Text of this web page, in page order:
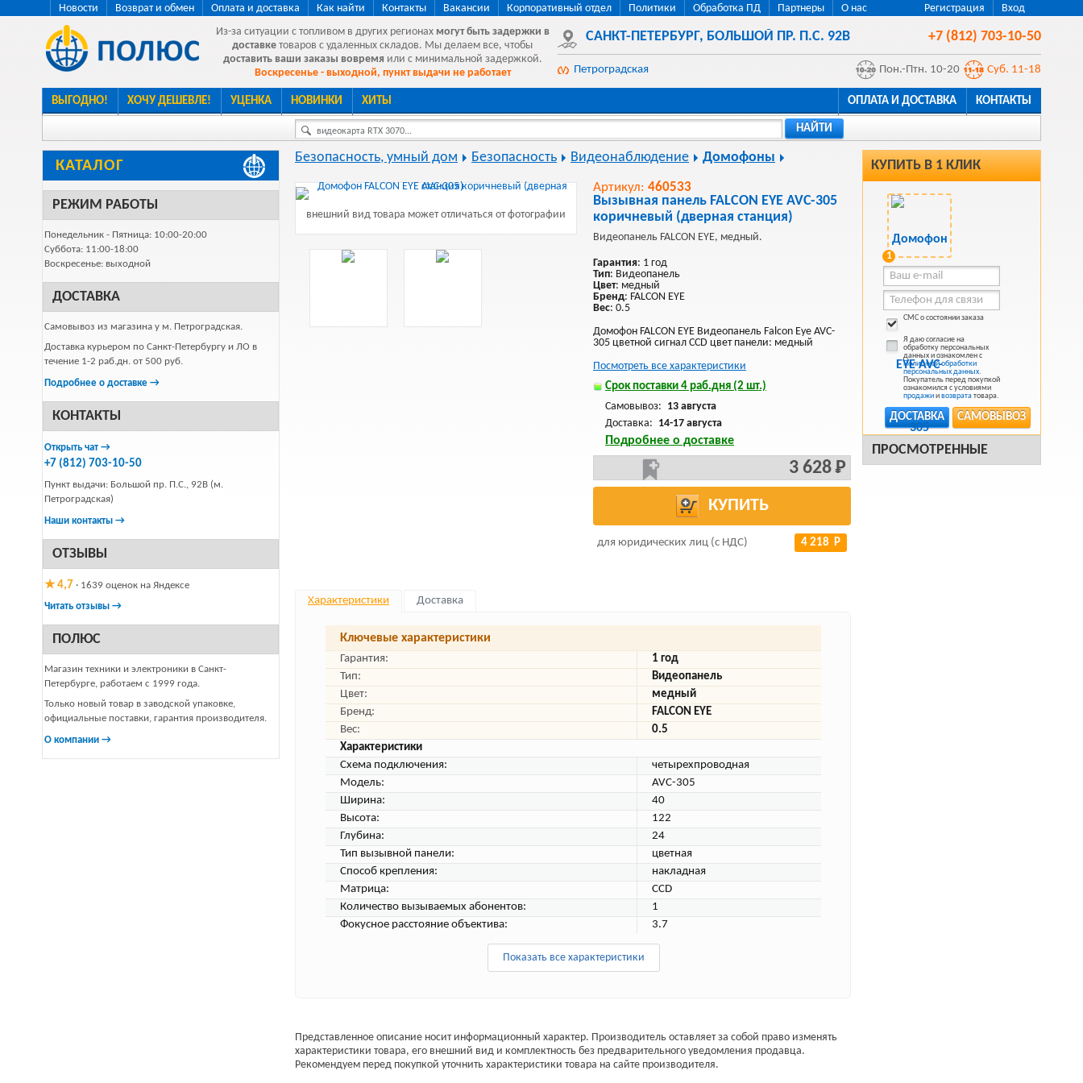
Регистрация Вход
Новости Возврат и обмен Оплата и доставка Как найти Контакты Вакансии Корпоративный отдел Политики Обработка ПД Партнеры
О нас
Из-за ситуации с топливом в других регионах могут быть задержки в
доставке товаров с удаленных складов. Мы делаем все, чтобы
доставить ваши заказы вовремя или с минимальной задержкой.
Воскресенье - выходной, пункт выдачи не работает
САНКТ-ПЕТЕРБУРГ, БОЛЬШОЙ ПР. П.С. 92В +7 (812) 703-10-50
Петроградская Пон.-Птн. 10-20 Суб. 11-18
ВЫГОДНО! ХОЧУ ДЕШЕВЛЕ! УЦЕНКА НОВИНКИ ХИТЫ ОПЛАТА И ДОСТАВКА КОНТАКТЫ
видеокарта RTX 3070... НАЙТИ
КАТАЛОГ
РЕЖИМ РАБОТЫ
Понедельник - Пятница: 10:00-20:00
Суббота: 11:00-18:00
Воскресенье: выходной
ДОСТАВКА
Самовывоз из магазина у м. Петроградская.
Доставка курьером по Санкт-Петербургу и ЛО в
течение 1-2 раб.дн. от 500 руб.
Подробнее о доставке →
КОНТАКТЫ
Открыть чат →
+7 (812) 703-10-50
Пункт выдачи: Большой пр. П.С., 92В (м.
Петроградская)
Наши контакты →
ОТЗЫВЫ
★ 4,7 · 1639 оценок на Яндексе
Читать отзывы →
ПОЛЮС
Магазин техники и электроники в Санкт-
Петербурге, работаем с 1999 года.
Только новый товар в заводской упаковке,
официальные поставки, гарантия производителя.
О компании →
КУПИТЬ В 1 КЛИК
1
СМС о состоянии заказа
Я даю согласие на
обработку персональных
данных и ознакомлен с
Политикой обработки
персональных данных.
Покупатель перед покупкой
ознакомился с условиями
продажиивозврататовара.
САМОВЫВОЗ
ДОСТАВКА
ПРОСМОТРЕННЫЕ
Безопасность, умный дом Безопасность Видеонаблюдение Домофоны
внешний вид товара может отличаться от фотографии
Артикул: 460533
Вызывная панель FALCON EYE AVC-305
коричневый (дверная станция)
Видеопанель FALCON EYE, медный.
Гарантия: 1 год
Тип: Видеопанель
Цвет: медный
Бренд: FALCON EYE
Вес: 0.5
Домофон FALCON EYE Видеопанель Falcon Eye AVC-
305 цветной сигнал CCD цвет панели: медный
Посмотреть все характеристики
Срок поставки 4 раб.дня (2 шт.)
Самовывоз: 13 августа
Доставка: 14-17 августа
Подробнее о доставке
3 628 Р
КУПИТЬ
для юридических лиц (с НДС) 4 218 Р
Характеристики Доставка
Ключевые характеристики
Гарантия:
1 год
Тип:
Видеопанель
Цвет:
медный
Бренд:
FALCON EYE
Вес:
0.5
Характеристики
Схема подключения:
четырехпроводная
Модель:
AVC-305
Ширина:
40
Высота:
122
Глубина:
24
Тип вызывной панели:
цветная
Способ крепления:
накладная
Матрица:
CCD
Количество вызываемых абонентов:
1
Фокусное расстояние объектива:
3.7
Показать все характеристики
Представленное описание носит информационный характер. Производитель оставляет за собой право изменять
характеристики товара, его внешний вид и комплектность без предварительного уведомления продавца.
Рекомендуем перед покупкой уточнить характеристики товара на сайте производителя.